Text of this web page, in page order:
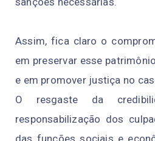
Assim, fica claro o co
em preservar esse patrimônio
e em promover justiça no ca
O resgaste da
responsabilização dos
das funções sociais e econ